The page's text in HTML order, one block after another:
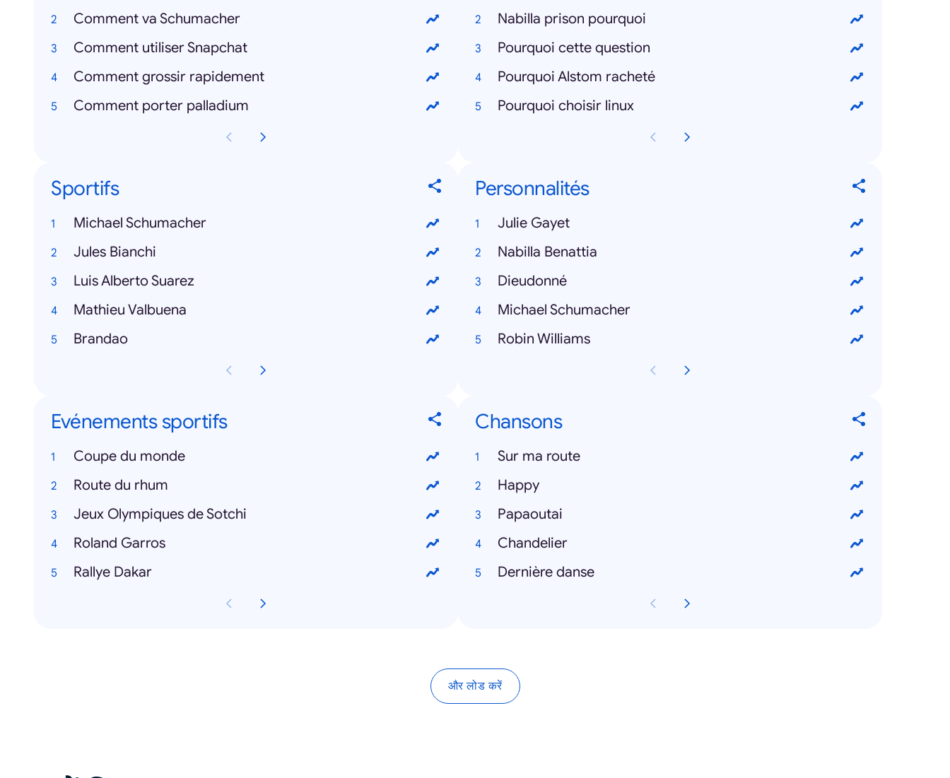
Comment va Schumacher
Comment utiliser Snapchat
Comment grossir rapidement
Comment porter palladium
Nabilla prison pourquoi
Pourquoi cette question
Pourquoi Alstom racheté
Pourquoi choisir linux
Sportifs
Michael Schumacher
Jules Bianchi
Luis Alberto Suarez
Mathieu Valbuena
Brandao
Personnalités
Julie Gayet
Nabilla Benattia
Dieudonné
Michael Schumacher
Robin Williams
Evénements sportifs
Coupe du monde
Route du rhum
Jeux Olympiques de Sotchi
Roland Garros
Rallye Dakar
Chansons
Sur ma route
Happy
Papaoutai
Chandelier
Dernière danse
और लोड करें